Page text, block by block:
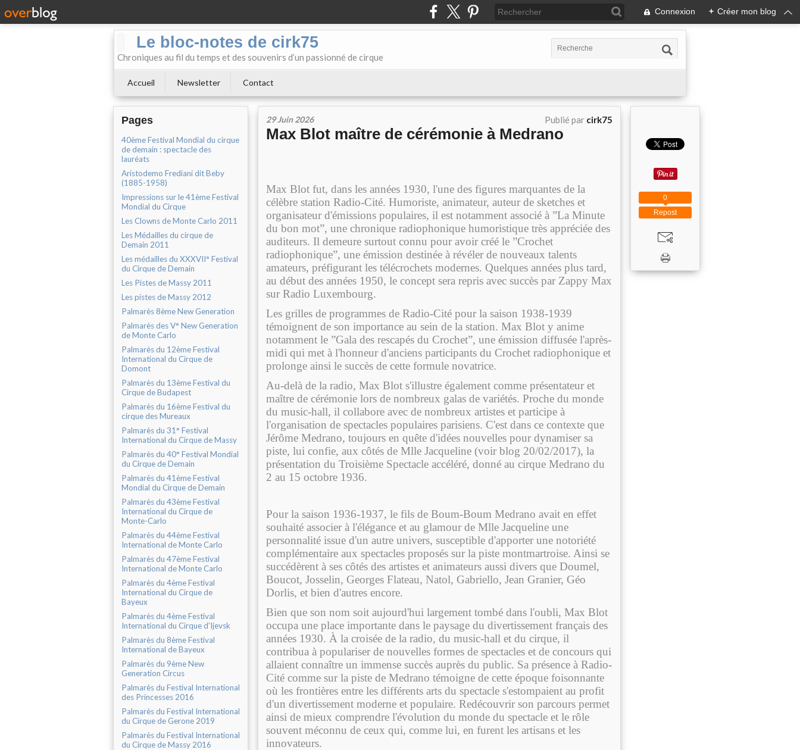
Connexion + Créer mon blog
Le bloc-notes de cirk75
Chroniques au fil du temps et des souvenirs d’un passionné de cirque
Accueil Newsletter Contact
Pages
40ème Festival Mondial du cirque
de demain : spectacle des
lauréats
Aristodemo Frediani dit Beby
(1885-1958)
Impressions sur le 41ème Festival
Mondial du Cirque
Les Clowns de Monte Carlo 2011
Les Médailles du cirque de
Demain 2011
Les médailles du XXXVII° Festival
du Cirque de Demain
Les Pistes de Massy 2011
Les pistes de Massy 2012
Palmarès 8ème New Generation
Palmarès des V° New Generation
de Monte Carlo
Palmarès du 12ème Festival
International du Cirque de
Domont
Palmarès du 13ème Festival du
Cirque de Budapest
Palmarès du 16ème Festival du
cirque des Mureaux
Palmarès du 31° Festival
International du Cirque de Massy
Palmarès du 40° Festival Mondial
du Cirque de Demain
Palmarès du 41ème Festival
Mondial du Cirque de Demain
Palmarès du 43ème Festival
International du Cirque de
Monte-Carlo
Palmarès du 44ème Festival
International de Monte Carlo
Palmarès du 47ème Festival
International de Monte Carlo
Palmarès du 4ème Festival
International du Cirque de
Bayeux
Palmarès du 4ème Festival
International du Cirque d'Ijevsk
Palmarès du 8ème Festival
International de Bayeux
Palmarès du 9ème New
Generation Circus
Palmarès du Festival International
des Princesses 2016
Palmarès du Festival International
du Cirque de Gerone 2019
Palmarès du Festival International
du Cirque de Massy 2016
29 Juin 2026 Publié par cirk75
Max Blot maître de cérémonie à Medrano
Max Blot fut, dans les années 1930, l'une des figures marquantes de la
célèbre station Radio-Cité. Humoriste, animateur, auteur de sketches et
organisateur d'émissions populaires, il est notamment associé à ”La Minute
du bon mot”, une chronique radiophonique humoristique très appréciée des
auditeurs. Il demeure surtout connu pour avoir créé le ”Crochet
radiophonique”, une émission destinée à révéler de nouveaux talents
amateurs, préfigurant les télécrochets modernes. Quelques années plus tard,
au début des années 1950, le concept sera repris avec succès par Zappy Max
sur Radio Luxembourg.
Les grilles de programmes de Radio-Cité pour la saison 1938-1939
témoignent de son importance au sein de la station. Max Blot y anime
notamment le ”Gala des rescapés du Crochet”, une émission diffusée l'après-
midi qui met à l'honneur d'anciens participants du Crochet radiophonique et
prolonge ainsi le succès de cette formule novatrice.
Au-delà de la radio, Max Blot s'illustre également comme présentateur et
maître de cérémonie lors de nombreux galas de variétés. Proche du monde
du music-hall, il collabore avec de nombreux artistes et participe à
l'organisation de spectacles populaires parisiens. C'est dans ce contexte que
Jérôme Medrano, toujours en quête d'idées nouvelles pour dynamiser sa
piste, lui confie, aux côtés de Mlle Jacqueline (voir blog 20/02/2017), la
présentation du Troisième Spectacle accéléré, donné au cirque Medrano du
2 au 15 octobre 1936.
Pour la saison 1936-1937, le fils de Boum-Boum Medrano avait en effet
souhaité associer à l'élégance et au glamour de Mlle Jacqueline une
personnalité issue d'un autre univers, susceptible d'apporter une notoriété
complémentaire aux spectacles proposés sur la piste montmartroise. Ainsi se
succédèrent à ses côtés des artistes et animateurs aussi divers que Doumel,
Boucot, Josselin, Georges Flateau, Natol, Gabriello, Jean Granier, Géo
Dorlis, et bien d'autres encore.
Bien que son nom soit aujourd'hui largement tombé dans l'oubli, Max Blot
occupa une place importante dans le paysage du divertissement français des
années 1930. À la croisée de la radio, du music-hall et du cirque, il
contribua à populariser de nouvelles formes de spectacles et de concours qui
allaient connaître un immense succès auprès du public. Sa présence à Radio-
Cité comme sur la piste de Medrano témoigne de cette époque foisonnante
où les frontières entre les différents arts du spectacle s'estompaient au profit
d'un divertissement moderne et populaire. Redécouvrir son parcours permet
ainsi de mieux comprendre l'évolution du monde du spectacle et le rôle
souvent méconnu de ceux qui, comme lui, en furent les artisans et les
innovateurs.
Repost
0